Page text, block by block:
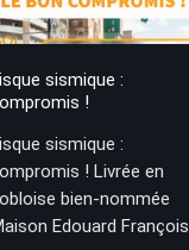
sismique :
!
sismique :
! Livrée en
bien-nommée
Edouard François